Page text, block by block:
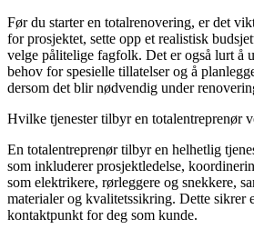
Før du starter en totalrenovering, er det
for prosjektet, sette opp et realistisk
velge pålitelige fagfolk. Det er også lurt å
behov for spesielle tillatelser og å
dersom det blir nødvendig under
Hvilke tjenester tilbyr en totalentreprenør
En totalentreprenør tilbyr en helhetlig
som inkluderer prosjektledelse,
som elektrikere, rørleggere og snekkere,
materialer og kvalitetssikring. Dette sikrer
kontaktpunkt for deg som kunde.